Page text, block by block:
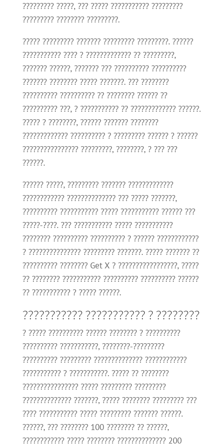
????????? ?????, ??? ????? ??????????? ?????????
????????? ???????? ?????????.
????? ????????? ??????? ????????? ?????????. ??????
??????????? ???? ? ????????????? ?? ?????????,
??????? ??????, ??????? ??? ?????????? ??????????
??????? ???????? ????? ???????. ??? ????????
?????????? ?????????? ?? ???????? ?????? ??
?????????? ???, ? ??????????? ?? ????????????? ??????.
????? ? ????????, ?????? ??????? ????????
????????????? ?????????? ? ????????? ?????? ? ??????
???????????????? ?????????, ????????, ? ??? ???
??????.
?????? ?????, ????????? ??????? ?????????????
???????????? ?????????????? ??? ????? ???????,
?????????? ??????????? ????? ??????????? ?????? ???
?????-????. ??? ??????????? ????? ???????????
???????? ?????????? ?????????? ? ?????? ????????????
? ??????????????? ????????? ???????. ????? ??????? ??
?????????? ???????? Get X ? ?????????????????, ?????
?? ???????? ??????????? ?????????? ?????????? ??????
?? ??????????? ? ????? ??????.
??????????? ??????????? ? ????????
? ????? ?????????? ?????? ???????? ? ??????????
?????????? ???????????, ????????-?????????
?????????? ????????? ?????????????? ????????????
??????????? ? ???????????. ????? ?? ????????
???????????????? ????? ????????? ?????????
?????????????? ???????, ????? ???????? ????????? ???
???? ??????????? ????? ????????? ??????? ??????.
??????, ??? ???????? 100 ???????? ?? ??????,
???????????? ????? ???????? ?????????????? 200